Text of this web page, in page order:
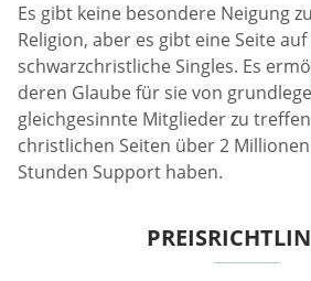
Es gibt keine besondere Neigung
Religion, aber es gibt eine Seite
schwarzchristliche Singles. Es
deren Glaube für sie von
gleichgesinnte Mitglieder zu
christlichen Seiten über 2
Stunden Support haben.